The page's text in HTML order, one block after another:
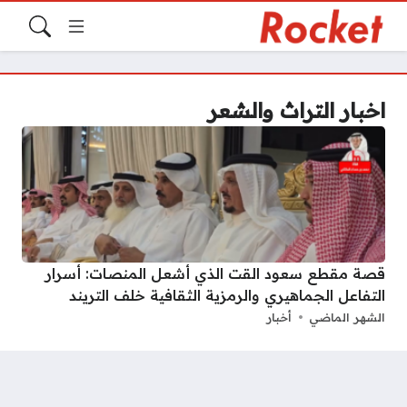
اخبار التراث والشعر
قصة مقطع سعود القت الذي أشعل المنصات: أسرار
التفاعل الجماهيري والرمزية الثقافية خلف التريند
الشهر الماضي أخبار